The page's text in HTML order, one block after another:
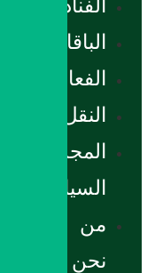
الفنادق
الباقات
الفعاليات
النقل
المجلة
السياحية
من
نحن